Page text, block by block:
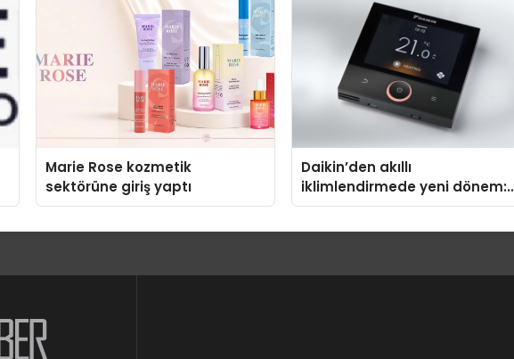
Marie Rose kozmetik
sektörüne giriş yaptı
Daikin’den akıllı
iklimlendirmede yeni dönem:
Madoka Plus Türkiye’de